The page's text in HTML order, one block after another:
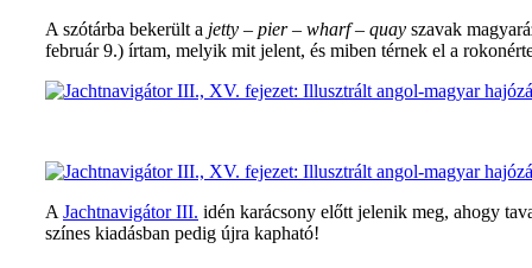
A szótárba bekerült a jetty – pier – wharf – quay szavak
február 9.) írtam, melyik mit jelent, és miben térnek el a
A Jachtnavigátor III. idén karácsony előtt jelenik meg, ahogy
színes kiadásban pedig újra kapható!